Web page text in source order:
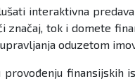
interaktivna
značaj, tok i domete
oduzetom